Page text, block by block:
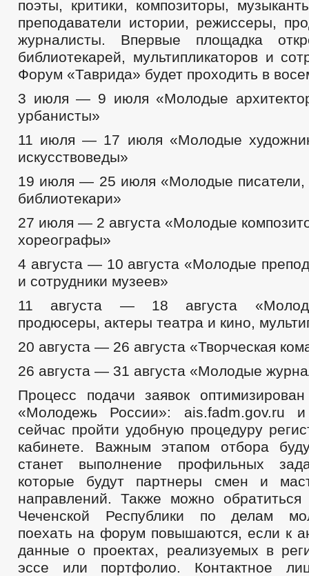
поэты, критики, композиторы,
преподаватели истории, режиссеры,
журналисты. Впервые площадка
библиотекарей, мультипликаторов и
Форум «Таврида» будет проходить в
3 июля — 9 июля «Молодые
урбанисты»
11 июля — 17 июля «Молодые
искусствоведы»
19 июля — 25 июля «Молодые писатели,
библиотекари»
27 июля — 2 августа «Молодые
хореографы»
4 августа — 10 августа «Молодые
и сотрудники музеев»
11 августа — 18 августа
продюсеры, актеры театра и кино,
20 августа — 26 августа «Творческая
26 августа — 31 августа «Молодые
Процесс подачи заявок
«Молодежь России»: ais.fadm.gov.ru
сейчас пройти удобную процедуру
кабинете. Важным этапом отбора
станет выполнение профильных
которые будут партнеры смен и
направлений. Также можно
Чеченской Республики по делам
поехать на форум повышаются, если к
данные о проектах, реализуемых в
эссе или портфолио. Контактное